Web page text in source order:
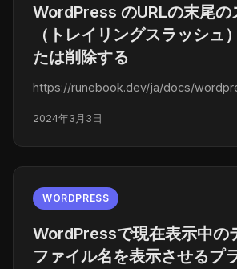
WordPress のURLの末尾の
（トレイリングスラッシュ
たは削除する
https://runebook.dev/ja/docs/
2024年3月3日
WORDPRESS
WordPressで現在表示中の
ファイル名を表示させるプ